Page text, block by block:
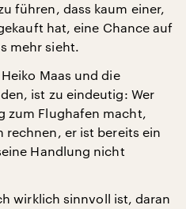
führen, dass kaum einer,
hat, eine Chance auf
mehr sieht.
Maas und die
ist zu eindeutig: Wer
zum Flughafen macht,
rechnen, er ist bereits ein
Handlung nicht
wirklich sinnvoll ist, daran